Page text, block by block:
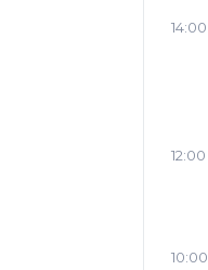
14:00
12:00
10:00